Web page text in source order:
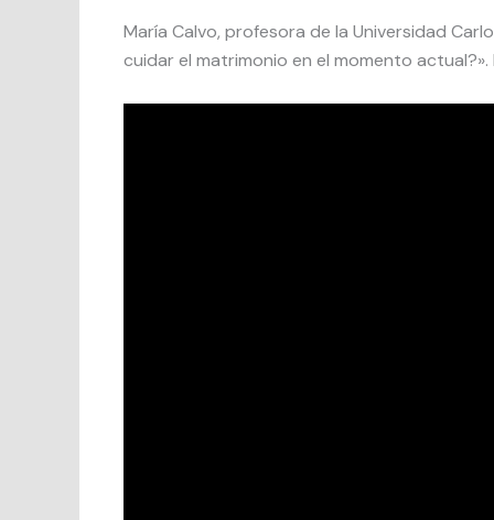
María Calvo, profesora de la Universidad
cuidar el matrimonio en el momento